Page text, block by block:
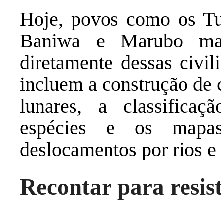
Hoje, povos como os
Baniwa e Marubo
diretamente dessas
incluem a construção de
lunares, a
espécies e os
deslocamentos por rios
Recontar para